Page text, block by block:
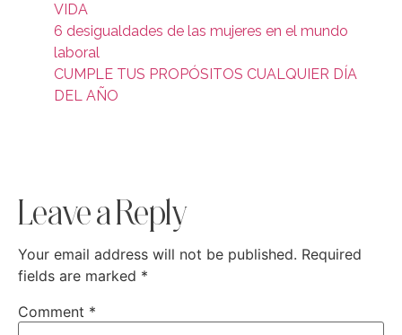
VIDA
6 desigualdades de las mujeres en el mundo
laboral
CUMPLE TUS PROPÓSITOS CUALQUIER DÍA
DEL AÑO
Leave a Reply
Your email address will not be published. Required
fields are marked *
Comment *